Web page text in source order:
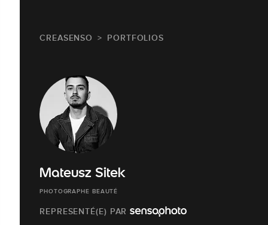
CREASENSO PORTFOLIOS
Mateusz Sitek
PHOTOGRAPHE BEAUTÉ
REPRESENTÉ(E) PAR